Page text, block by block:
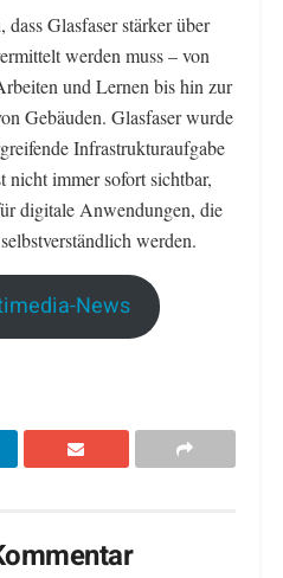
Glasfaser stärker über
werden muss – von
und Lernen bis hin zur
Gebäuden. Glasfaser wurde
Infrastrukturaufgabe
nicht immer sofort sichtbar,
digitale Anwendungen, die
werden.
News